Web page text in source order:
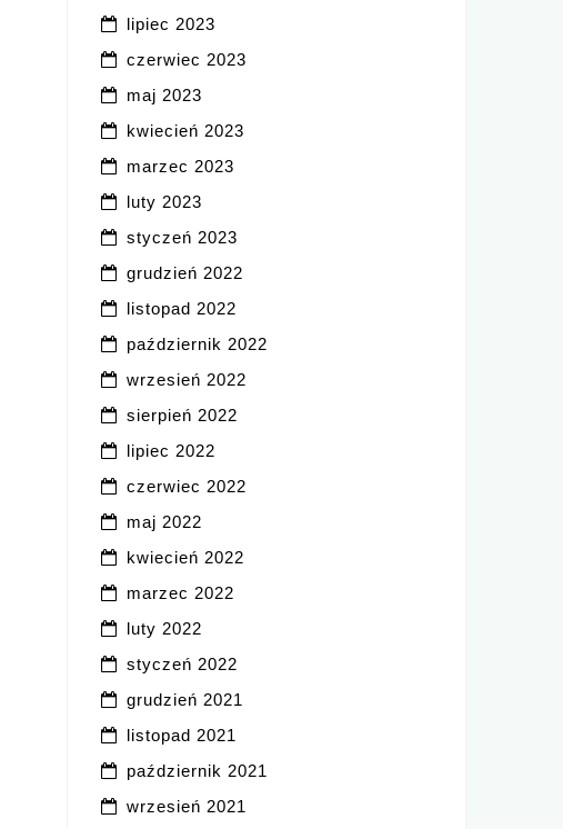
lipiec 2023
czerwiec 2023
maj 2023
kwiecień 2023
marzec 2023
luty 2023
styczeń 2023
grudzień 2022
listopad 2022
październik 2022
wrzesień 2022
sierpień 2022
lipiec 2022
czerwiec 2022
maj 2022
kwiecień 2022
marzec 2022
luty 2022
styczeń 2022
grudzień 2021
listopad 2021
październik 2021
wrzesień 2021